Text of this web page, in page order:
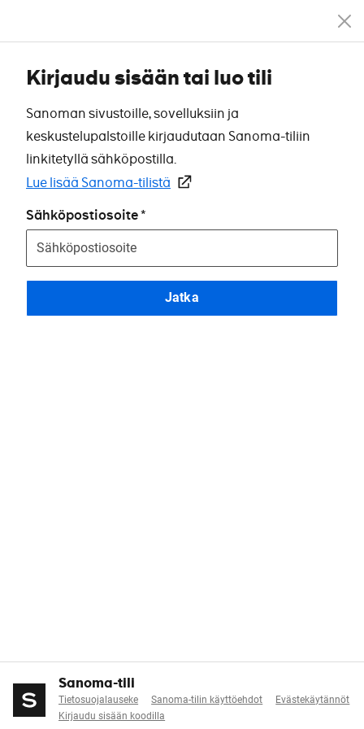
Kirjaudu sisään tai luo tili
Sanoman sivustoille, sovelluksiin ja
keskustelupalstoille kirjaudutaan Sanoma-tiliin
linkitetyllä sähköpostilla.
Lue lisää Sanoma-tilistä
Sähköpostiosoite
Jatka
Sanoma-tili
Tietosuojalauseke Sanoma-tilin käyttöehdot
Evästekäytännöt
Kirjaudu sisään koodilla